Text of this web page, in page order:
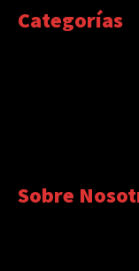
Categorías
Sobre